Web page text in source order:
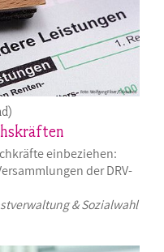
& Sozialwahl
einbeziehen:
der DRV-